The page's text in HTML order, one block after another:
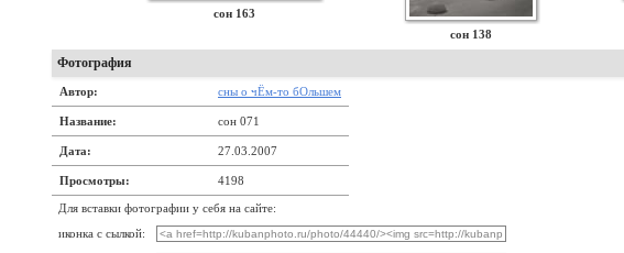
сон 163
сон 138
Фотография
Автор: сны о чЁм-то бОльшем
Название: сон 071
Дата: 27.03.2007
Просмотры: 4198
Для вставки фотографии у себя на сайте:
иконка с сылкой: